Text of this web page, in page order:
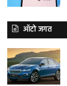
ऑटो जगत